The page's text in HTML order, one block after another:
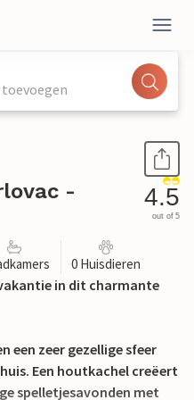
-
4.5
out of 5
0 Huisdieren
in dit charmante
een zeer gezellige sfeer
Een houtkachel creëert
spelletjesavonden met